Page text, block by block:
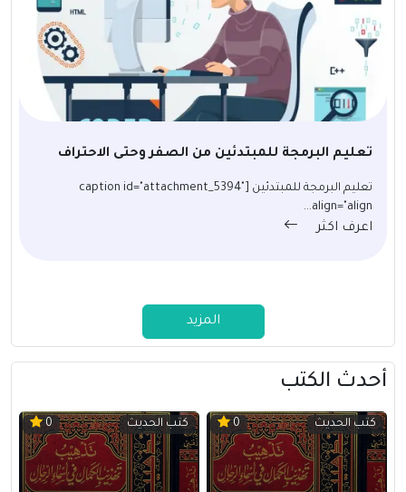
تعليم البرمجة للمبتدئين من الصفر وحتى الاحتراف
تعليم البرمجة للمبتدئين [caption id="attachment_5394"
align="align...
اعرف اكثر
المزيد
أحدث الكتب
كتب الحديث 0 كتب الحديث 0